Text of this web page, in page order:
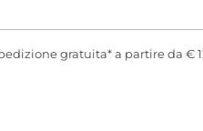
gratuita* a partire da €